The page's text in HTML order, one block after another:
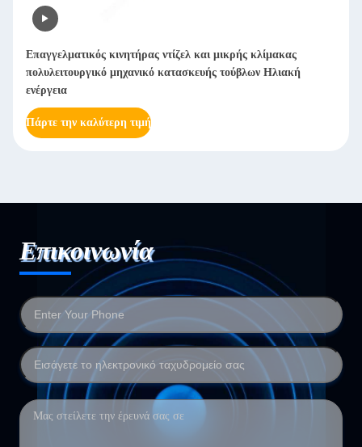
Επαγγελματικός κινητήρας ντίζελ και μικρής κλίμακας
πολυλειτουργικό μηχανικό κατασκευής τούβλων Ηλιακή
ενέργεια
Πάρτε την καλύτερη τιμή
Επικοινωνία